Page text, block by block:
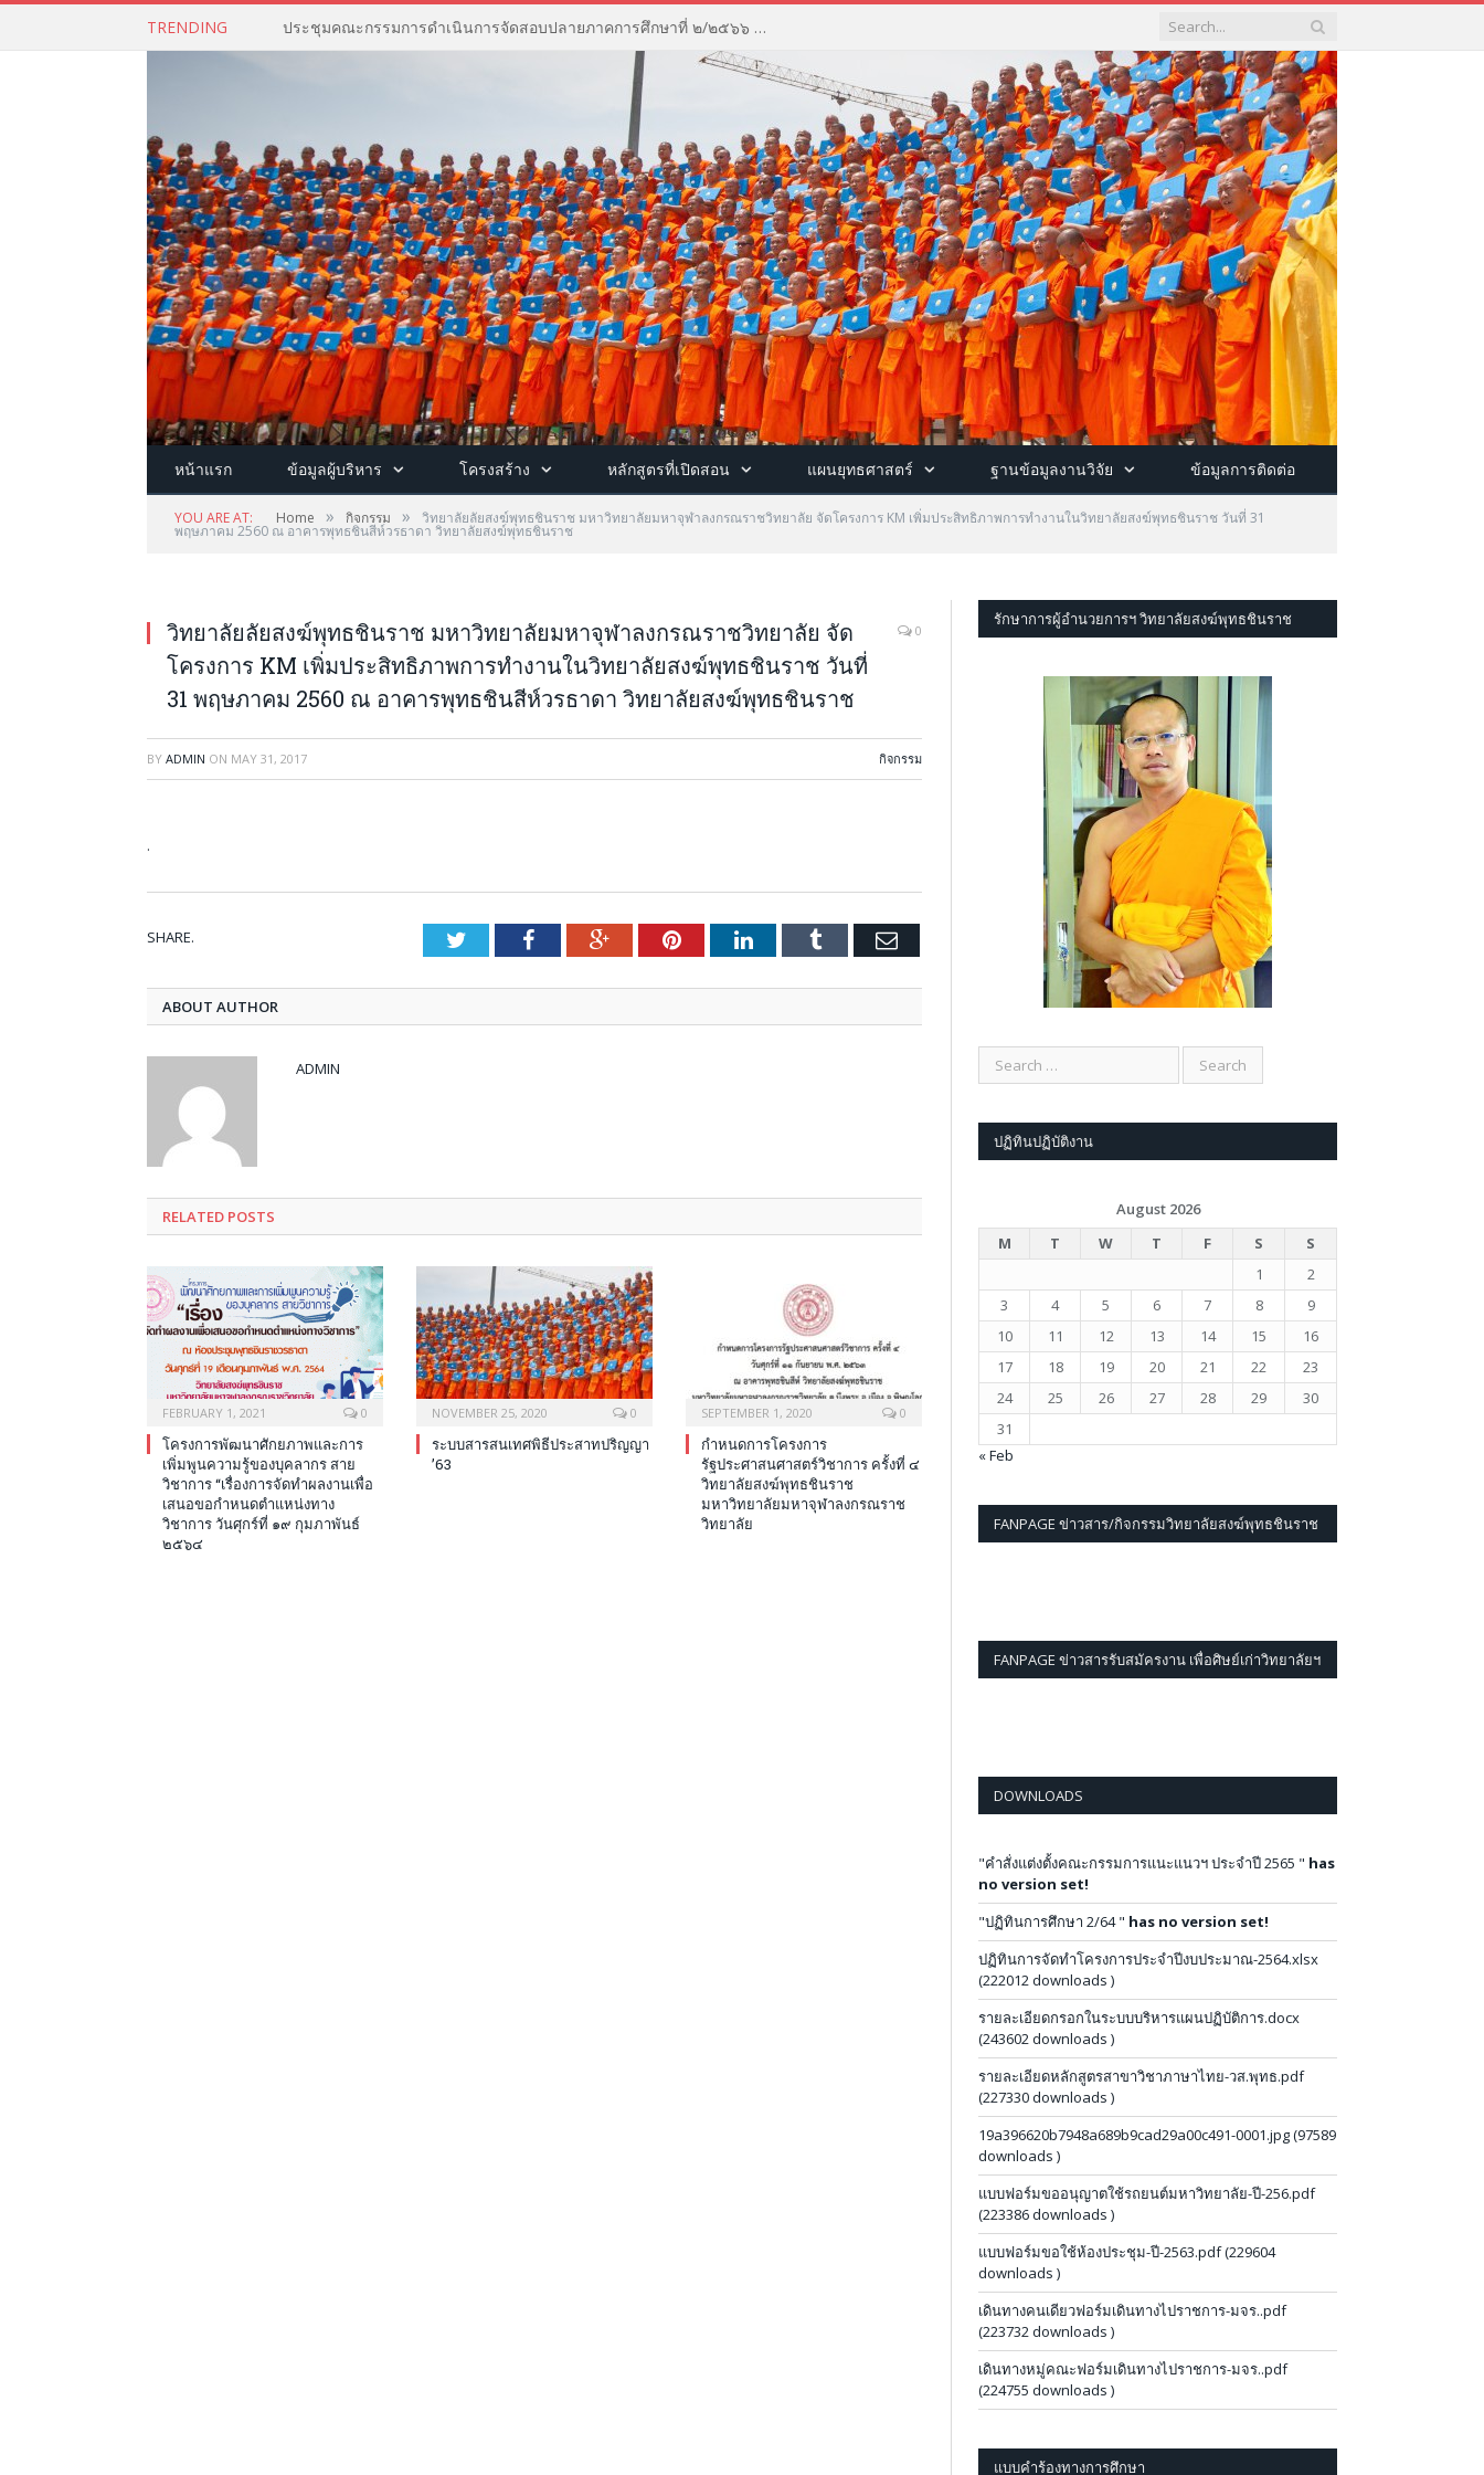
TRENDING ประชุมคณะกรรมการดำเนินการจัดสอบปลายภาคการศึกษาที่ ๒/๒๕๖๖ ณ ห้องประชุมพุทธชินราชวรธาดา อาคารพุทธชินราช วิทยาลัยสงฆ์พุทธชินราช
หน้าแรก ข้อมูลผู้บริหาร โครงสร้าง หลักสูตรที่เปิดสอน แผนยุทธศาสตร์ ฐานข้อมูลงานวิจัย ข้อมูลการติดต่อ
YOU ARE AT: Home » กิจกรรม » วิทยาลัยลัยสงฆ์พุทธชินราช มหาวิทยาลัยมหาจุฬาลงกรณราชวิทยาลัย จัดโครงการ KM เพิ่มประสิทธิภาพการทำงานในวิทยาลัยสงฆ์พุทธชินราช วันที่ 31
พฤษภาคม 2560 ณ อาคารพุทธชินสีห์วรธาดา วิทยาลัยสงฆ์พุทธชินราช
วิทยาลัยลัยสงฆ์พุทธชินราช มหาวิทยาลัยมหาจุฬาลงกรณราชวิทยาลัย จัด
โครงการ KM เพิ่มประสิทธิภาพการทำงานในวิทยาลัยสงฆ์พุทธชินราช วันที่
31 พฤษภาคม 2560 ณ อาคารพุทธชินสีห์วรธาดา วิทยาลัยสงฆ์พุทธชินราช
0
BY ADMIN ON MAY 31, 2017 กิจกรรม
.
SHARE. TwitterFacebookGoogle+PinterestLinkedInTumblr Email
ABOUT AUTHOR
ADMIN
RELATED POSTS
FEBRUARY 1, 2021 0
โครงการพัฒนาศักยภาพและการ
เพิ่มพูนความรู้ของบุคลากร สาย
วิชาการ “เรื่องการจัดทำผลงานเพื่อ
เสนอขอกำหนดตำแหน่งทาง
วิชาการ วันศุกร์ที่ ๑๙ กุมภาพันธ์
๒๕๖๔
NOVEMBER 25, 2020 0
ระบบสารสนเทศ​พิธี​ประสาท​ปริญ​ญา​
’63
SEPTEMBER 1, 2020 0
กำหนดการโครงการ
รัฐประศาสนศาสตร์วิชาการ ครั้งที่ ๔
วิทยาลัยสงฆ์พุทธชินราช
มหาวิทยาลัยมหาจุฬาลงกรณราช
วิทยาลัย
รักษาการผู้อำนวยการฯ วิทยาลัยสงฆ์พุทธชินราช
ปฏิทินปฏิบัติงาน
August 2026
M
T W T F S
S
1
2
3
4 5 6 7 8
9
10
11 12 13 14 15
16
17
18 19 20 21 22
23
24
25 26 27 28 29
30
31
« Feb
FANPAGE ข่าวสาร/กิจกรรมวิทยาลัยสงฆ์พุทธชินราช
FANPAGE ข่าวสารรับสมัครงาน เพื่อศิษย์เก่าวิทยาลัยฯ
DOWNLOADS
"คำสั่งแต่งตั้งคณะกรรมการแนะแนวฯ ประจำปี 2565 " has
no version set!
"ปฏิทินการศึกษา 2/64 " has no version set!
ปฏิทินการจัดทำโครงการประจำปีงบประมาณ-2564.xlsx
(222012 downloads )
รายละเอียดกรอกในระบบบริหารแผนปฏิบัติการ.docx
(243602 downloads )
รายละเอียดหลักสูตรสาขาวิชาภาษาไทย-วส.พุทธ.pdf
(227330 downloads )
19a396620b7948a689b9cad29a00c491-0001.jpg (97589
downloads )
แบบฟอร์มขออนุญาตใช้รถยนต์มหาวิทยาลัย-ปี-256.pdf
(223386 downloads )
แบบฟอร์มขอใช้ห้องประชุม-ปี-2563.pdf (229604
downloads )
เดินทางคนเดียวฟอร์มเดินทางไปราชการ-มจร..pdf
(223732 downloads )
เดินทางหมู่คณะฟอร์มเดินทางไปราชการ-มจร..pdf
(224755 downloads )
แบบคำร้องทางการศึกษา